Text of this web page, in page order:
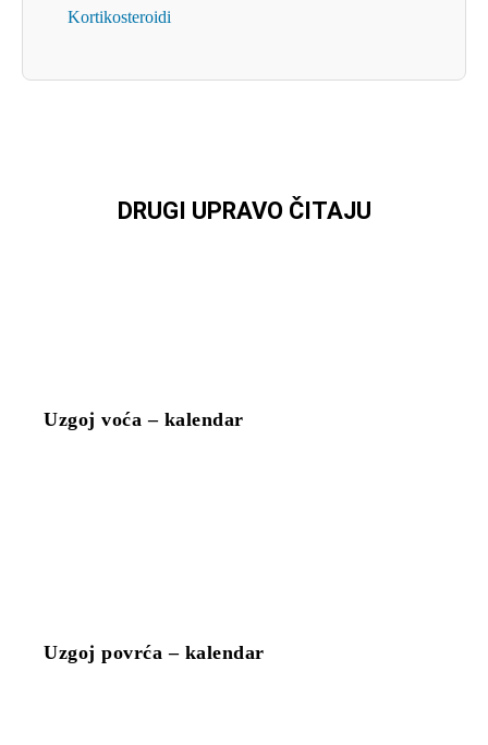
Kortikosteroidi
DRUGI UPRAVO ČITAJU
Uzgoj voća – kalendar
Uzgoj povrća – kalendar